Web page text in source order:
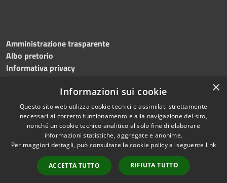
Amministrazione trasparente
Albo pretorio
Informativa privacy
Dichiarazione di accessibilità Meccanismo di feedback
RSS
Accessibilità
Copyright © 2026 • Comune di
Bitonto • Powered by
Municipium•
Accesso
redazione
×
Informazioni sui cookie
Questo sito web utilizza cookie tecnici e assimilati strettamente
necessari al corretto funzionamento e alla navigazione del sito,
nonché un cookie tecnico analitico al solo fine di elaborare
informazioni statistiche, aggregate e anonime.
Per maggiori dettagli, può consultare la cookie policy al seguente link
ACCETTA TUTTO RIFIUTA TUTTO